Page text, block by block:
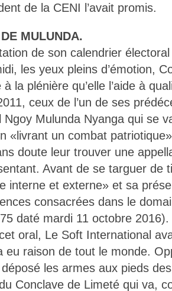
de la CENI l’avait promis.
MULUNDA.
de son calendrier
les yeux pleins d’émotion,
la plénière qu’elle l’aide à
ceux de l’un de ses
Mulunda Nyanga qui se
«livrant un combat
doute leur trouver une
Avant de se targuer de
interne et externe» et sa
consacrées dans le
daté mardi 11 octobre 2016).
oral, Le Soft International
eu raison de tout le monde.
les armes aux pieds
Conclave de Limeté qui va,